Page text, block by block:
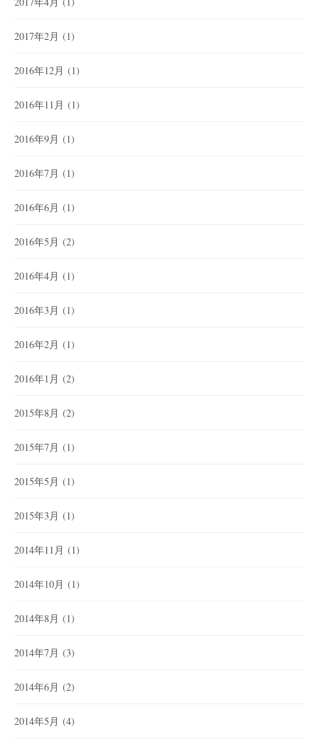
2017年2月 (1)
2016年12月 (1)
2016年11月 (1)
2016年9月 (1)
2016年7月 (1)
2016年6月 (1)
2016年5月 (2)
2016年4月 (1)
2016年3月 (1)
2016年2月 (1)
2016年1月 (2)
2015年8月 (2)
2015年7月 (1)
2015年5月 (1)
2015年3月 (1)
2014年11月 (1)
2014年10月 (1)
2014年8月 (1)
2014年7月 (3)
2014年6月 (2)
2014年5月 (4)